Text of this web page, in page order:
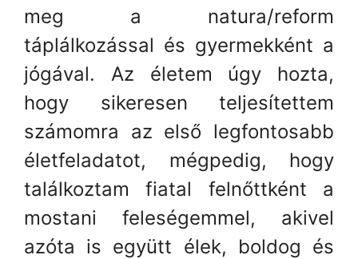
meg a natura/reform
táplálkozással és gyermekként a
jógával. Az életem úgy hozta,
hogy sikeresen teljesítettem
számomra az első legfontosabb
életfeladatot, mégpedig, hogy
találkoztam fiatal felnőttként a
mostani feleségemmel, akivel
azóta is együtt élek, boldog és